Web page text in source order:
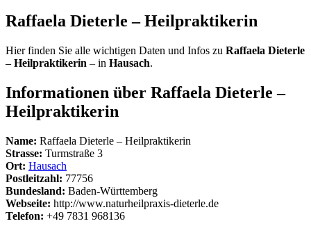
Raffaela Dieterle – Heilpraktikerin
Hier finden Sie alle wichtigen Daten und Infos zu Raffaela Dieterle
– Heilpraktikerin – in Hausach.
Informationen über Raffaela Dieterle –
Heilpraktikerin
Name: Raffaela Dieterle – Heilpraktikerin
Strasse: Turmstraße 3
Ort: Hausach
Postleitzahl: 77756
Bundesland: Baden-Württemberg
Webseite: http://www.naturheilpraxis-dieterle.de
Telefon: +49 7831 968136